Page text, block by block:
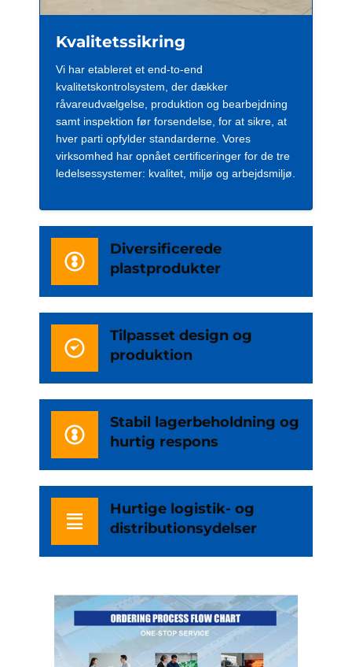
Kvalitetssikring
Vi har etableret et end-to-end
kvalitetskontrolsystem, der dækker
råvareudvælgelse, produktion og bearbejdning
samt inspektion før forsendelse, for at sikre, at
hver parti opfylder standarderne. Vores
virksomhed har opnået certificeringer for de tre
ledelsessystemer: kvalitet, miljø og arbejdsmiljø.
Diversificerede
plastprodukter
Tilpasset design og
produktion
Stabil lagerbeholdning og
hurtig respons
Hurtige logistik- og
distributionsydelser